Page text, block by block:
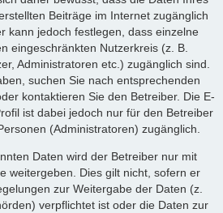
Beiträge im Internet zugänglich
kann jedoch festlegen, dass einzelne
eingeschränkten Nutzerkreis (z. B.
Administratoren etc.) zugänglich sind.
suchen Sie nach entsprechenden
kontaktieren Sie den Betreiber. Die E-
ist dabei jedoch nur für den Betreiber
(Administratoren) zugänglich.
Daten wird der Betreiber nur mit
weitergeben. Dies gilt nicht, sofern er
zur Weitergabe der Daten (z.
verpflichtet ist oder die Daten zur